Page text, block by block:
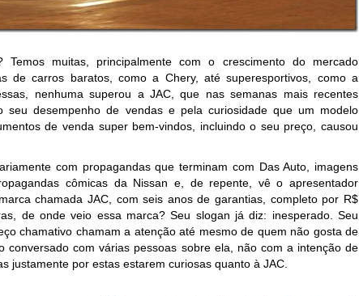
Temos muitas, principalmente com o crescimento do mercado
de carros baratos, como a Chery, até superesportivos, como a
nenhuma superou a JAC, que nas semanas mais recentes
seu desempenho de vendas e pela curiosidade que um modelo
de venda super bem-vindos, incluindo o seu preço, causou
com propagandas que terminam com Das Auto, imagens
cômicas da Nissan e, de repente, vê o apresentador
chamada JAC, com seis anos de garantias, completo por R$
de onde veio essa marca? Seu slogan já diz: inesperado. Seu
chamativo chamam a atenção até mesmo de quem não gosta de
conversado com várias pessoas sobre ela, não com a intenção de
justamente por estas estarem curiosas quanto à JAC.